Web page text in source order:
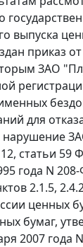
выпуска
приказ от
ЗАО
для
нарушение
статьи 59
года N
2.1.5,
ценных
бумаг,
2007 года